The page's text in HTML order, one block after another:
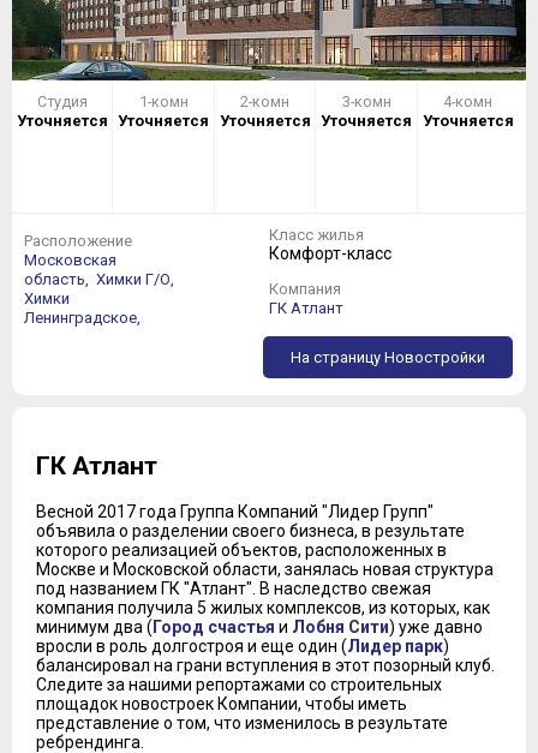
Студия
Уточняется
1-комн
Уточняется
2-комн
Уточняется
3-комн
Уточняется
4-комн
Уточняется
Расположение
Московская
область, Химки Г/О,
Химки
Ленинградское,
Класс жилья
Комфорт-класс
Компания
ГК Атлант
На страницу Новостройки
ГК Атлант
Весной 2017 года Группа Компаний "Лидер Групп"
объявила о разделении своего бизнеса, в результате
которого реализацией объектов, расположенных в
Москве и Московской области, занялась новая структура
под названием ГК "Атлант". В наследство свежая
компания получила 5 жилых комплексов, из которых, как
минимум два ( Город счастья и Лобня Сити) уже давно
вросли в роль долгостроя и еще один (Лидер парк)
балансировал на грани вступления в этот позорный клуб.
Следите за нашими репортажами со строительных
площадок новостроек Компании, чтобы иметь
представление о том, что изменилось в результате
ребрендинга.